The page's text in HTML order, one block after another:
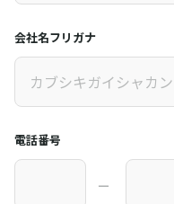
会社名フリガナ
電話番号
―